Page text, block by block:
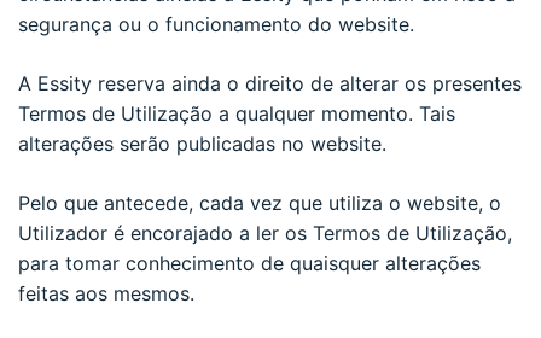
segurança ou o funcionamento do website.
A Essity reserva ainda o direito de alterar os presentes
Termos de Utilização a qualquer momento. Tais
alterações serão publicadas no website.
Pelo que antecede, cada vez que utiliza o website, o
Utilizador é encorajado a ler os Termos de Utilização,
para tomar conhecimento de quaisquer alterações
feitas aos mesmos.